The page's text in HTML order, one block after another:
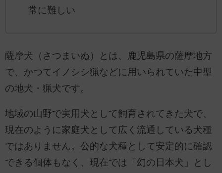
常に難しい
薩摩犬（さつまいぬ）とは、鹿児島県の薩摩地方
で、かつてイノシシ猟などに用いられていた中型
の地犬・猟犬です。
地域の山野で実用犬として飼育されてきた犬で、
現在のように家庭犬として広く流通している犬種
ではありません。公的な犬種として安定的に確認
できる個体もなく、現在では「幻の日本犬」とし